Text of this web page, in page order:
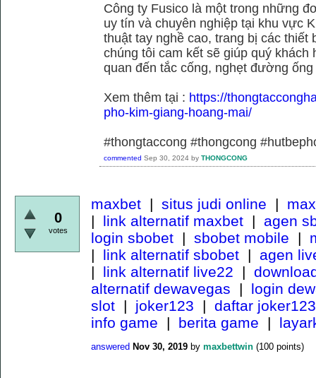
Công ty Fusico là một trong những
uy tín và chuyên nghiệp tại khu vực
thuật tay nghề cao, trang bị các thiết
chúng tôi cam kết sẽ giúp quý
quan đến tắc cống, nghẹt đường
Xem thêm tại : https://
pho-kim-giang-hoang-mai/
#thongtaccong #thongcong
commented Sep 30, 2024 by THONGCONG
0
votes
maxbet | situs judi online |
| link alternatif maxbet | agen
login sbobet | sbobet mobile |
| link alternatif sbobet | agen
| link alternatif live22 |
alternatif dewavegas | login
slot | joker123 | daftar joker123
info game | berita game |
answered Nov 30, 2019 by maxbettwin (100 points)